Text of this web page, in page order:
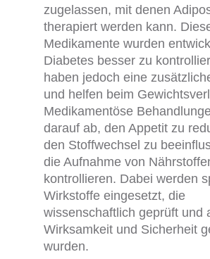
zugelassen, mit denen
therapiert werden kann.
Medikamente wurden
Diabetes besser zu
haben jedoch eine
und helfen beim
Medikamentöse
darauf ab, den Appetit zu
den Stoffwechsel zu
die Aufnahme von
kontrollieren. Dabei werden
Wirkstoffe eingesetzt, die
wissenschaftlich geprüft und
Wirksamkeit und Sicherheit
wurden.